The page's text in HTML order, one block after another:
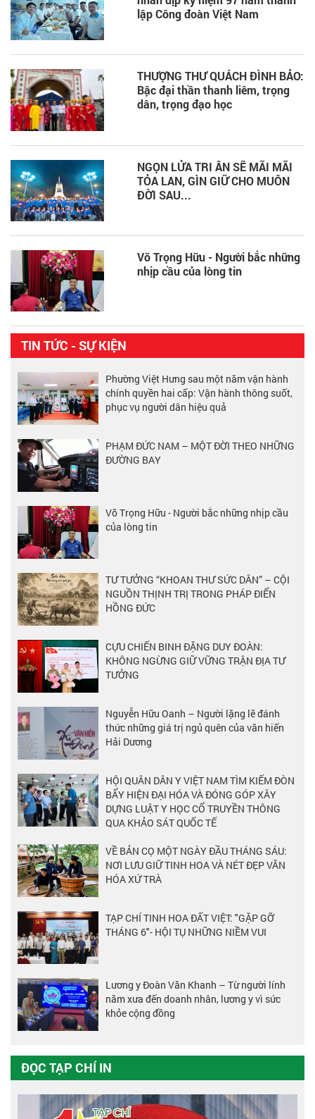
lập Công đoàn Việt Nam
THƯỢNG THƯ QUÁCH ĐÌNH BẢO:
Bậc đại thần thanh liêm, trọng
dân, trọng đạo học
NGỌN LỬA TRI ÂN SẼ MÃI MÃI
TỎA LAN, GÌN GIỮ CHO MUÔN
ĐỜI SAU...
Võ Trọng Hữu - Người bắc những
nhịp cầu của lòng tin
TIN TỨC - SỰ KIỆN
Phường Việt Hưng sau một năm vận hành
chính quyền hai cấp: Vận hành thông suốt,
phục vụ người dân hiệu quả
PHẠM ĐỨC NAM – MỘT ĐỜI THEO NHỮNG
ĐƯỜNG BAY
Võ Trọng Hữu - Người bắc những nhịp cầu
của lòng tin
TƯ TƯỞNG “KHOAN THƯ SỨC DÂN” – CỘI
NGUỒN THỊNH TRỊ TRONG PHÁP ĐIỂN
HỒNG ĐỨC
CỰU CHIẾN BINH ĐẶNG DUY ĐOÀN:
KHÔNG NGỪNG GIỮ VỮNG TRẬN ĐỊA TƯ
TƯỞNG
Nguyễn Hữu Oanh – Người lặng lẽ đánh
thức những giá trị ngủ quên của văn hiến
Hải Dương
HỘI QUÂN DÂN Y VIỆT NAM TÌM KIẾM ĐÒN
BẨY HIỆN ĐẠI HÓA VÀ ĐÓNG GÓP XÂY
DỰNG LUẬT Y HỌC CỔ TRUYỀN THÔNG
QUA KHẢO SÁT QUỐC TẾ
VỀ BẢN CỌ MỘT NGÀY ĐẦU THÁNG SÁU:
NƠI LƯU GIỮ TINH HOA VÀ NÉT ĐẸP VĂN
HÓA XỨ TRÀ
TẠP CHÍ TINH HOA ĐẤT VIỆT: "GẶP GỠ
THÁNG 6"- HỘI TỤ NHỮNG NIỀM VUI
Lương y Đoàn Văn Khanh – Từ người lính
năm xưa đến doanh nhân, lương y vì sức
khỏe cộng đồng
ĐỌC TẠP CHÍ IN